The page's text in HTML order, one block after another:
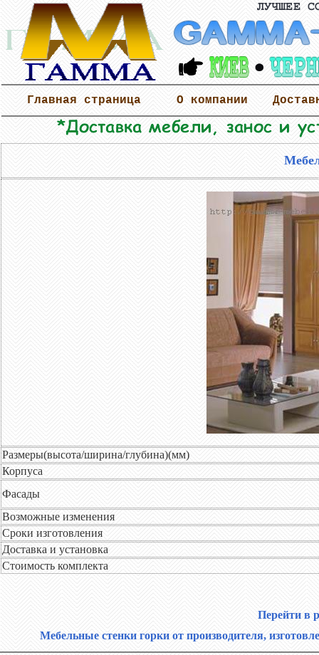
Главная страница О компании
Размеры(высота/ширина/глубина)(мм)
Корпуса
Фасады
Возможные изменения
Сроки изготовления
Доставка и установка
Стоимость комплекта
Перейти в
Мебельные стенки горки от производителя,